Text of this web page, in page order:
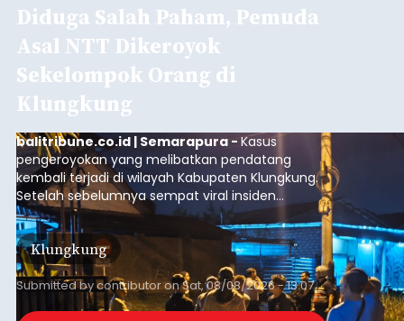
Diduga Salah Paham, Pemuda
Asal NTT Dikeroyok
Sekelompok Orang di
Klungkung
balitribune.co.id | Semarapura -Kasus
pengeroyokan yang melibatkan pendatang
kembali terjadi di wilayah Kabupaten Klungkung.
Setelah sebelumnya sempat viral insiden
keributan di barat Pasar Galiran, peristiwa serupa
kini menimpa seorang pemuda asal Kabupaten
Sumba Barat Daya (SBD), Nusa Tenggara Timur
(NTT).
Klungkung
Submitted bycontributoronSat, 08/08/2026 - 13:07